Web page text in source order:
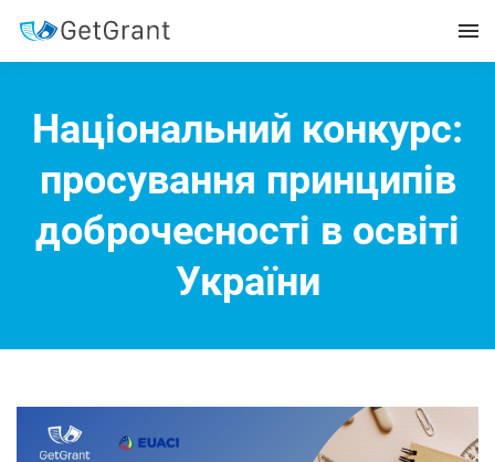
Національний конкурс:
просування принципів
доброчесності в освіті
України